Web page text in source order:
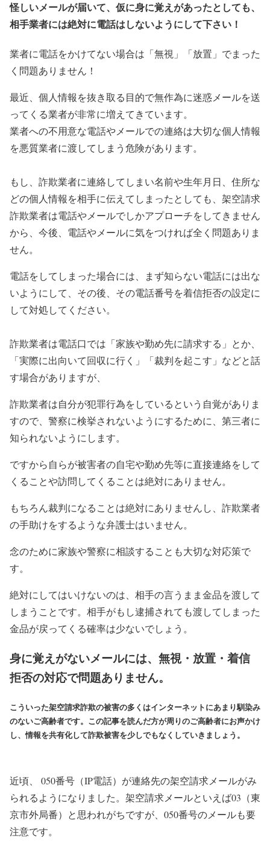
怪しいメールが届いて、仮に身に覚えがあったとしても、
相手業者には絶対に電話はしないようにして下さい！
業者に電話をかけてない場合は「無視」「放置」でまった
く問題ありません！
最近、個人情報を抜き取る目的で無作為に迷惑メールを送
ってくる業者が非常に増えてきています。
業者への不用意な電話やメールでの連絡は大切な個人情報
を悪質業者に渡してしまう危険があります。
もし、詐欺業者に連絡してしまい名前や生年月日、住所な
どの個人情報を相手に伝えてしまったとしても、架空請求
詐欺業者は電話やメールでしかアプローチをしてきません
から、今後、電話やメールに気をつければ全く問題ありま
せん。
電話をしてしまった場合には、まず知らない電話には出な
いようにして、その後、その電話番号を着信拒否の設定に
して対処してください。
詐欺業者は電話口では「家族や勤め先に請求する」とか、
「実際に出向いて回収に行く」「裁判を起こす」などと話
す場合がありますが、
詐欺業者は自分が犯罪行為をしているという自覚がありま
すので、警察に検挙されないようにするために、第三者に
知られないようにします。
ですから自らが被害者の自宅や勤め先等に直接連絡をして
くることや訪問してくることは絶対にありません。
もちろん裁判になることは絶対にありませんし、詐欺業者
の手助けをするような弁護士はいません。
念のために家族や警察に相談することも大切な対応策で
す。
絶対にしてはいけないのは、相手の言うまま金品を渡して
しまうことです。相手がもし逮捕されても渡してしまった
金品が戻ってくる確率は少ないでしょう。
身に覚えがないメールには、無視・放置・着信
拒否の対応で問題ありません。
こういった架空請求詐欺の被害の多くはインターネットにあまり馴染み
のないご高齢者です。この記事を読んだ方が周りのご高齢者にお声かけ
し、情報を共有化して詐欺被害を少しでもなくしていきましょう。
近頃、 050番号（IP電話）が連絡先の架空請求メールがみ
られるようになりました。架空請求メールといえば03（東
京市外局番）と思われがちですが、050番号のメールも要
注意です。